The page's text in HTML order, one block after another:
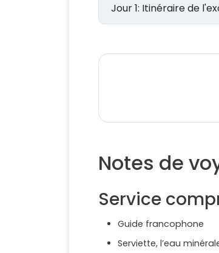
Jour 1: Itinéraire de
Notes de
Service
Guide francophone
Serviette, l’eau